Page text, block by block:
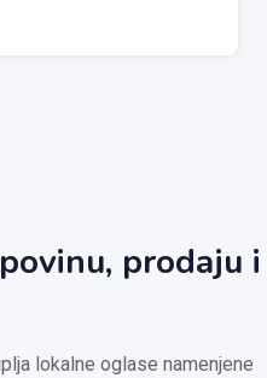
prodaju i
lokalne oglase namenjene